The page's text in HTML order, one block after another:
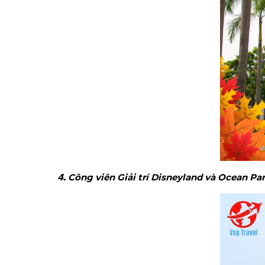
𝟰. Công viên Giải trí Disneyland và Ocean